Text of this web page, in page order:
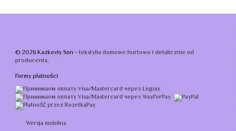
© 2026 Kazkoviy Son - tekstylia domowe hurtowo i detalicznie od
producenta.
Formy płatności
Wersja mobilna